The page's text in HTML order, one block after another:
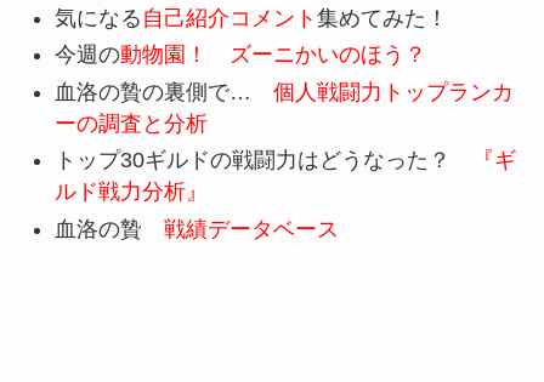
気になる 自己紹介コメント 集めてみた！
今週の動物園！
ズーニかいのほう？
血洛の贄の裏側で… 個人戦闘力トップランカ
ーの調査と分析
トップ30ギルドの戦闘力はどうなった？
『ギ
ルド戦力分析』
血洛の贄 戦績データベース